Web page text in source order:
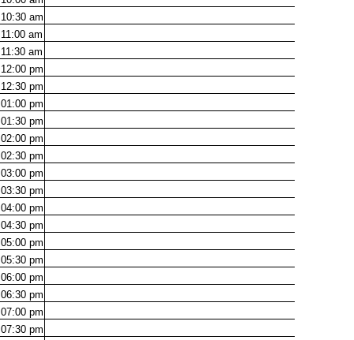
10:30 am
11:00 am
11:30 am
12:00 pm
12:30 pm
01:00 pm
01:30 pm
02:00 pm
02:30 pm
03:00 pm
03:30 pm
04:00 pm
04:30 pm
05:00 pm
05:30 pm
06:00 pm
06:30 pm
07:00 pm
07:30 pm